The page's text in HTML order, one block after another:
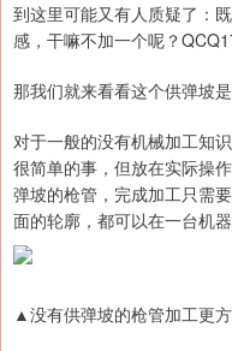
到这里可能又有人质疑了：
感，干嘛不加一个呢？
那我们就来看看这个供弹坡是
对于一般的没有机械加工知
很简单的事，但放在实际操
弹坡的枪管，完成加工只需
面的轮廓，都可以在一台机器
▲没有供弹坡的枪管加工更